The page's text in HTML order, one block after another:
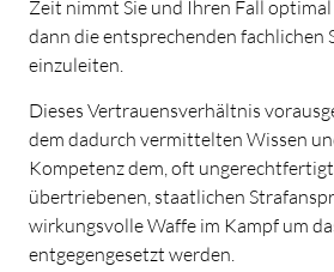
Zeit nimmt Sie und Ihren Fall
dann die entsprechenden fachlichen
einzuleiten.
Dieses Vertrauensverhältnis
dem dadurch vermittelten Wissen
Kompetenz dem, oft
übertriebenen, staatlichen
wirkungsvolle Waffe im Kampf um
entgegengesetzt werden.